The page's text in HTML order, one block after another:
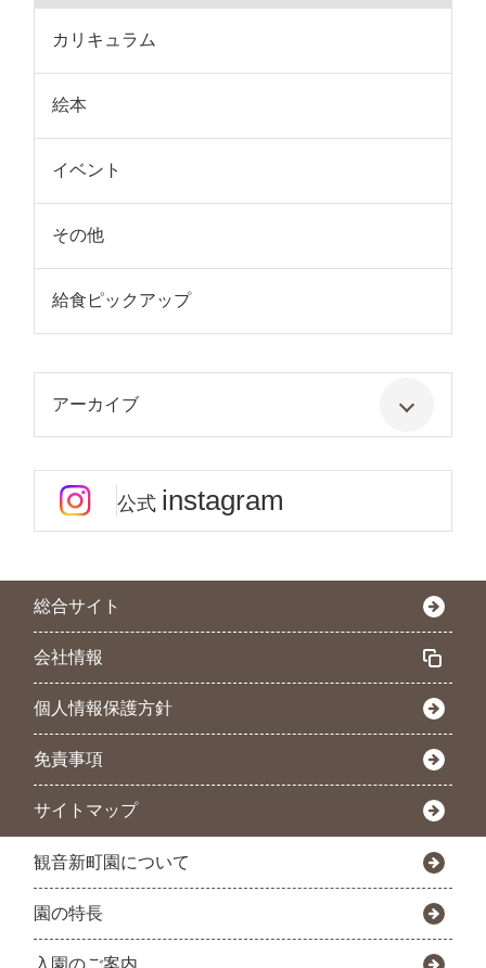
カリキュラム
絵本
イベント
その他
給食ピックアップ
アーカイブ
公式 instagram
総合サイト
会社情報
個人情報保護方針
免責事項
サイトマップ
観音新町園について
園の特長
入園のご案内